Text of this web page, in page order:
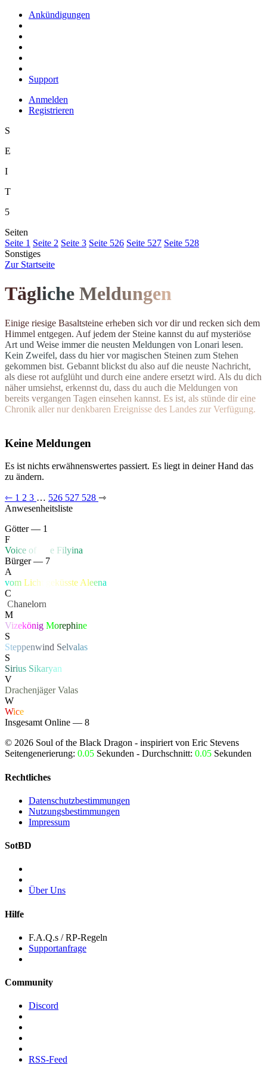
Ankündigungen
Support
Anmelden
Registrieren
S
E
I
T
5
Seiten
Seite 1 Seite 2 Seite 3 Seite 526 Seite 527 Seite 528
Sonstiges
Zur Startseite
Tägliche Meldungen
Einige riesige Basaltsteine erheben sich vor dir und recken sich dem
Himmel entgegen. Auf jedem der Steine kannst du auf mysteriöse
Art und Weise immer die neusten Meldungen von Lonari lesen.
Kein Zweifel, dass du hier vor magischen Steinen zum Stehen
gekommen bist. Gebannt blickst du also auf die neuste Nachricht,
als diese rot aufglüht und durch eine andere ersetzt wird. Als du dich
näher umsiehst, erkennst du, dass du auch die Meldungen von
bereits vergangen Tagen einsehen kannst. Es ist, als stünde dir eine
Chronik aller nur denkbaren Ereignisse des Landes zur Verfügung.
Keine Meldungen
Es ist nichts erwähnenswertes passiert. Es liegt in deiner Hand das
zu ändern.
⇽ 1 2 3 … 526 527 528 ⇾
Anwesenheitsliste
Götter — 1
F
Voice of e Filyina
Bürger — 7
A
vom Lich eküsste Aleena
C
Chanelorn
M
Vizekönig Morephine
S
Steppenwind Selvalas
S
Sirius Sikaryan
V
Drachenjäger Valas
W
Wice
Insgesamt Online — 8
© 2026 Soul of the Black Dragon - inspiriert von Eric Stevens
Seitengenerierung: 0.05 Sekunden - Durchschnitt: 0.05 Sekunden
Rechtliches
Datenschutzbestimmungen
Nutzungsbestimmungen
Impressum
SotBD
Über Uns
Hilfe
F.A.Q.s / RP-Regeln
Supportanfrage
Community
Discord
RSS-Feed